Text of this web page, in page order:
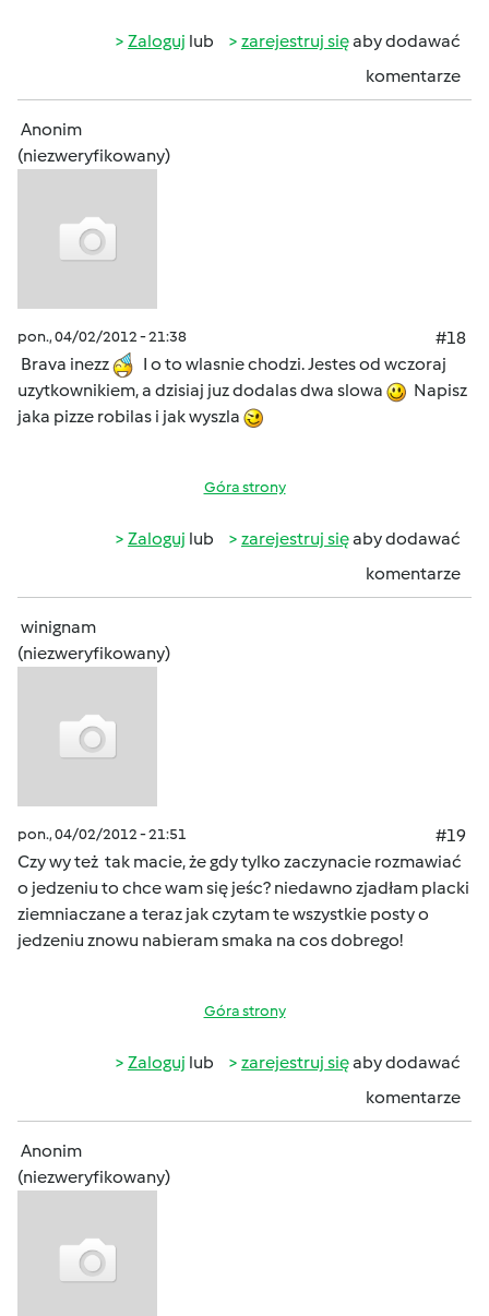
Zaloguj lub zarejestruj sięaby dodawać
komentarze
Anonim
(niezweryfikowany)
pon., 04/02/2012 - 21:38
#18
Brava inezz
I o to wlasnie chodzi. Jestes od wczoraj
uzytkownikiem, a dzisiaj juz dodalas dwa slowa
Napisz
jaka pizze robilas i jak wyszla
Góra strony
Zaloguj lub zarejestruj sięaby dodawać
komentarze
winignam
(niezweryfikowany)
pon., 04/02/2012 - 21:51
#19
Czy wy też tak macie, że gdy tylko zaczynacie rozmawiać
o jedzeniu to chce wam się jeśc? niedawno zjadłam placki
ziemniaczane a teraz jak czytam te wszystkie posty o
jedzeniu znowu nabieram smaka na cos dobrego!
Góra strony
Zaloguj lub zarejestruj sięaby dodawać
komentarze
Anonim
(niezweryfikowany)